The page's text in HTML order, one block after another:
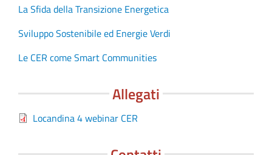
La Sfida della Transizione Energetica
Sviluppo Sostenibile ed Energie Verdi
Le CER come Smart Communities
Allegati
File Locandina 4 webinar CER